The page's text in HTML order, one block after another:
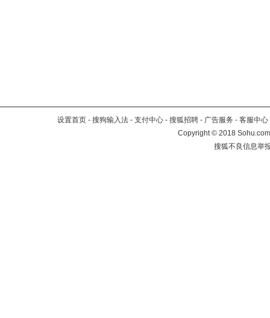
设置首页 - 搜狗输入法 - 支付中心 - 搜狐招聘 - 广告服务 - 客服中心
Copyright©2018
搜狐不良信息举